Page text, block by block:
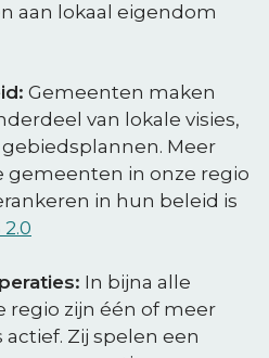
aan lokaal eigendom
Gemeenten maken
van lokale visies,
Meer
gemeenten in onze regio
in hun beleid is
2.0
In bijna alle
regio zijn één of meer
Zij spelen een